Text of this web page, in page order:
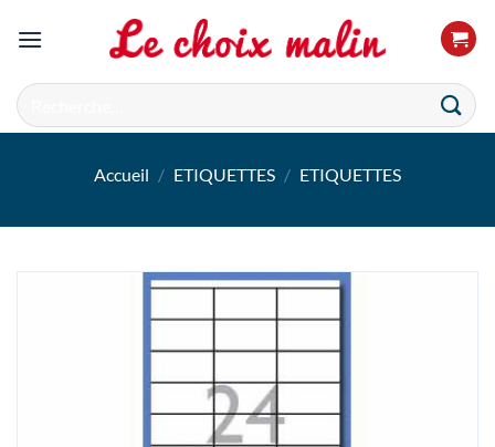
Recherche
pour :
Accueil / ETIQUETTES / ETIQUETTES